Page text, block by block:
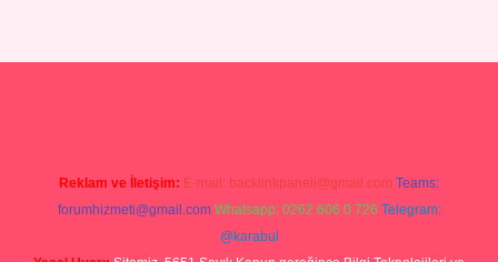
Reklam ve İletişim: E-mail: backlinkpaneli@gmail.com Teams:
forumhizmeti@gmail.com Whatsapp: 0262 606 0 726 Telegram:
@karabul